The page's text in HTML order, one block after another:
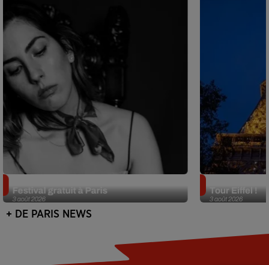
3 août 2026
Festival gratuit à Paris
3 août 2026
Tour Eiffel !
+ DE PARIS NEWS